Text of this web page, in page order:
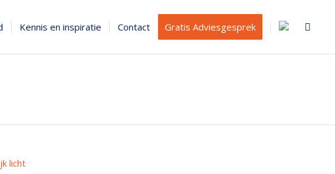
Kennis en inspiratie Contact Gratis Adviesgesprek